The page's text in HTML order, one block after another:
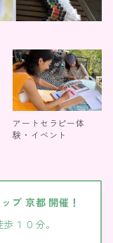
アートセラピー体
験・イベント
プ 京都 開催！
１０分。